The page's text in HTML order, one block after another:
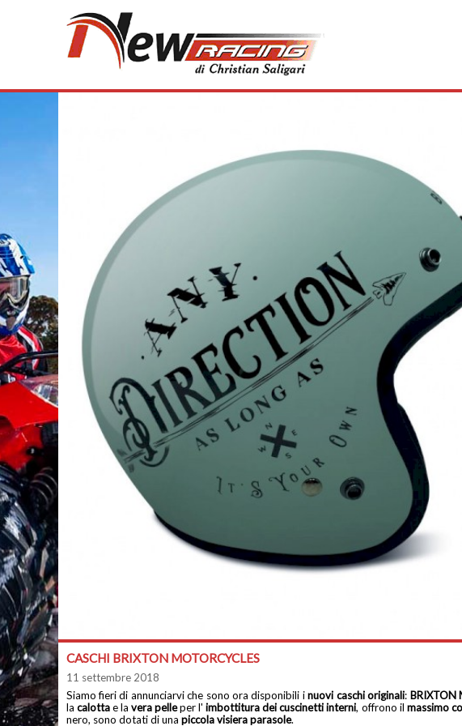
CASCHI BRIXTON MOTORCYCLES
11 settembre 2018
Siamo fieri di annunciarvi che sono ora disponibili inuovi caschi originali: BRIXTON
la calottae la vera pelleper l' imbottitura dei cuscinetti interni, offrono il massimo
nero, sono dotati di una piccola visiera parasole.